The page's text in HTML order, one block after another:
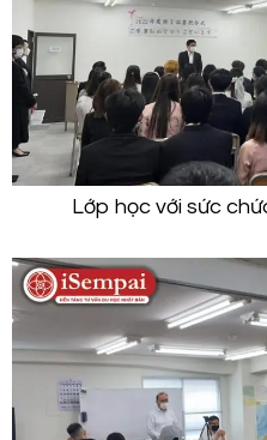
Lớp học với sức